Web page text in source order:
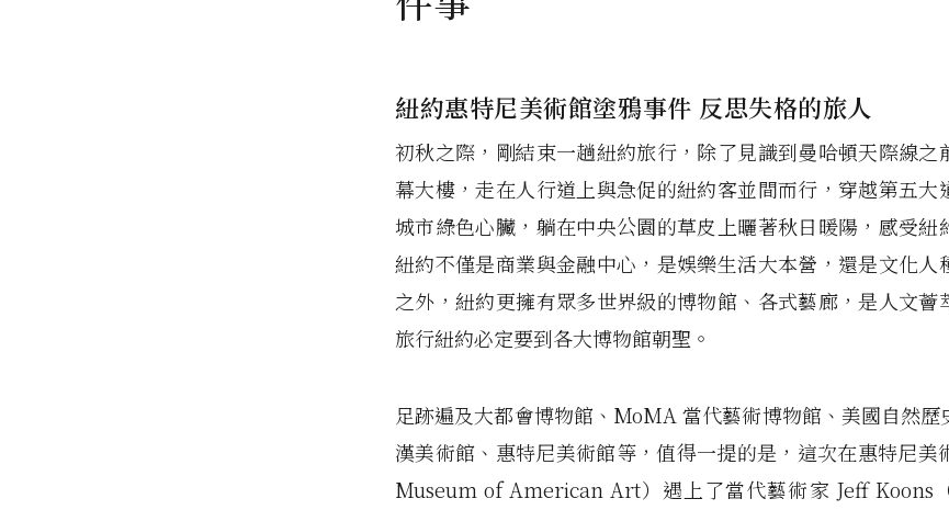
紐約惠特尼美術館塗鴉事件 反思失格的旅人
初秋之際，剛結束一趟紐約旅行，除了見識到曼哈頓天際線之
幕大樓，走在人行道上與急促的紐約客並間而行，穿越第五大
城市綠色心臟，躺在中央公園的草皮上曬著秋日暖陽，感受紐
紐約不僅是商業與金融中心，是娛樂生活大本營，還是文化人
之外，紐約更擁有眾多世界級的博物館、各式藝廊，是人文薈
旅行紐約必定要到各大博物館朝聖。
足跡遍及大都會博物館、MoMA 當代藝術博物館、美國自然歷
漢美術館、惠特尼美術館等，值得一提的是，這次在惠特尼
Museum of American Art）遇上了當代藝術家 Jeff Koons